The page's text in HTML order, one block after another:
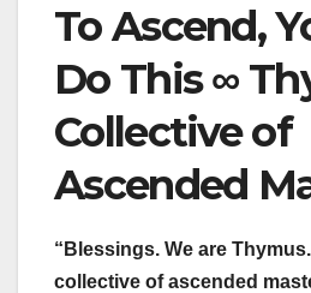
To Ascend,
Do This ∞
Collective of
Ascended
“Blessings. We are
collective of ascended